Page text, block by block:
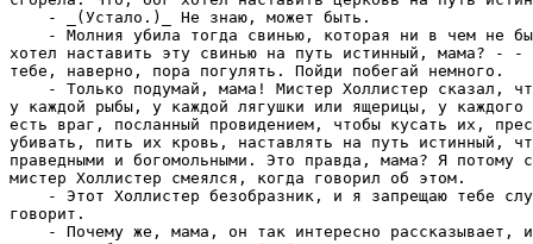
    - _(Устало.)_ Hе знаю, может быть.
- Молния убила тогда свинью, которая ни в чем не
хотел наставить эту свинью на путь истинный, мама? - -
тебе, наверно, пора погулять. Пойди побегай немного.
- Только подумай, мама! Мистер Холлистер сказал,
у каждой рыбы, у каждой лягушки или ящерицы, у каждого
есть враг, посланный провидением, чтобы кусать их,
убивать, пить их кровь, наставлять на путь истинный,
праведными и богомольными. Это правда, мама? Я потому
мистер Холлистер смеялся, когда говорил об этом.
- Этот Холлистер безобразник, и я запрещаю тебе
говорит.
- Почему же, мама, он так интересно рассказывает,